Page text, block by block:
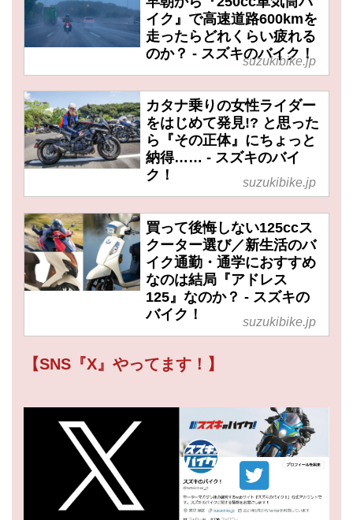
イク』で高速道路600kmを
走ったらどれくらい疲れる
のか？ - スズキのバイク！
suzukibike.jp
カタナ乗りの女性ライダー
をはじめて発見!? と思った
ら『その正体』にちょっと
納得…… - スズキのバイ
ク！
suzukibike.jp
買って後悔しない125ccス
クーター選び／新生活のバ
イク通勤・通学におすすめ
なのは結局『アドレス
125』なのか？ - スズキの
バイク！
suzukibike.jp
【SNS『X』やってます！】